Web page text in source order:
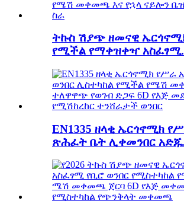
ትኩስ ሽያጭ ዘመናዊ
የሚችል የማቀዝቀዣ
EN1335 ዘላቂ ኤርጎኖሚክ
ጽሕፈት ቤት ሊቀመንበር